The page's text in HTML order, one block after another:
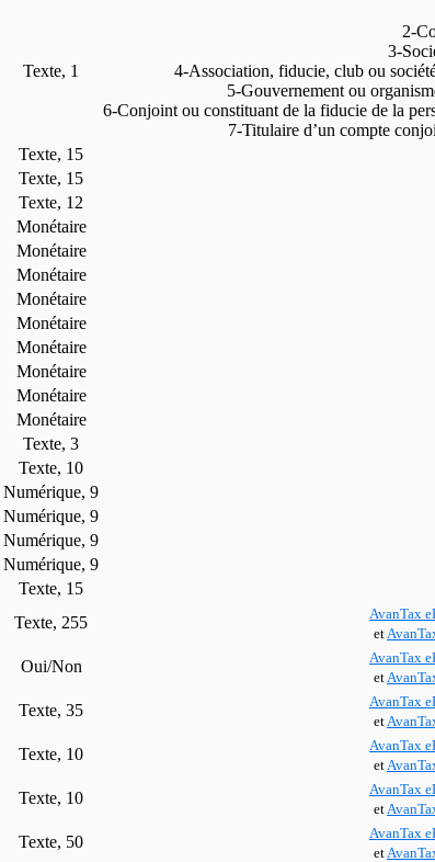
Texte, 1
2-
3-
4-Association, fiducie, club ou
5-Gouvernement ou
6-Conjoint ou constituant de la fiducie de la
7-Titulaire d’un compte
Texte, 15
Texte, 15
Texte, 12
Monétaire
Monétaire
Monétaire
Monétaire
Monétaire
Monétaire
Monétaire
Monétaire
Monétaire
Texte, 3
Texte, 10
Numérique, 9
Numérique, 9
Numérique, 9
Numérique, 9
Texte, 15
Texte, 255
AvanTax
et
Oui/Non
AvanTax
et
Texte, 35
AvanTax
et
Texte, 10
AvanTax
et
Texte, 10
AvanTax
et
Texte, 50
AvanTax
et